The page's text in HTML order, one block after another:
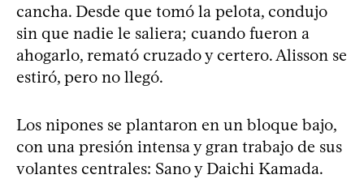
cancha. Desde que tomó la pelota, condujo
sin que nadie le saliera; cuando fueron a
ahogarlo, remató cruzado y certero. Alisson se
estiró, pero no llegó.
Los nipones se plantaron en un bloque bajo,
con una presión intensa y gran trabajo de sus
volantes centrales: Sano y Daichi Kamada.